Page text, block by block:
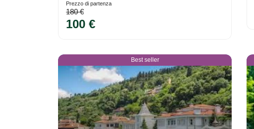
Prezzo di partenza
180 €
100 €
Best seller